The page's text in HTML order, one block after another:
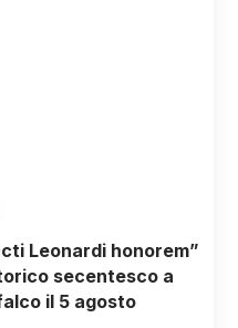
Leonardi honorem”
secentesco a
il 5 agosto